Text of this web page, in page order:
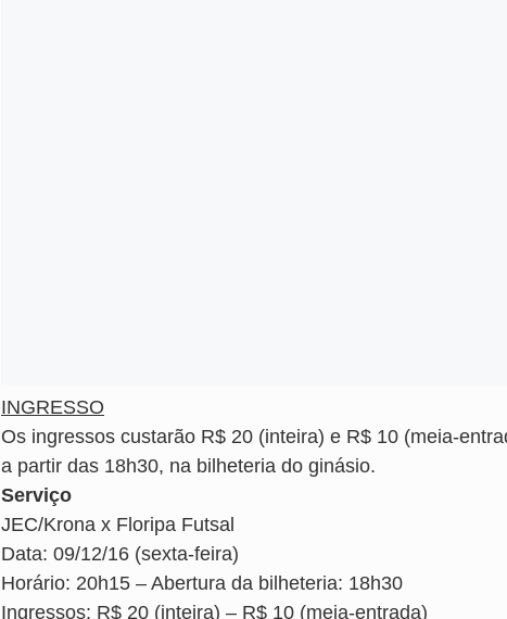
INGRESSO
Os ingressos custarão R$ 20 (inteira) e R$ 10 (meia-
a partir das 18h30, na bilheteria do ginásio.
Serviço
JEC/Krona x Floripa Futsal
Data: 09/12/16 (sexta-feira)
Horário: 20h15 – Abertura da bilheteria: 18h30
Ingressos: R$ 20 (inteira) – R$ 10 (meia-entrada)